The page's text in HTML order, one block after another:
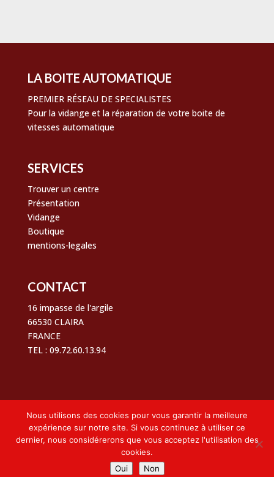
LA BOITE AUTOMATIQUE
PREMIER RÉSEAU DE SPECIALISTES
Pour la vidange et la réparation de votre boite de
vitesses automatique
SERVICES
Trouver un centre
Présentation
Vidange
Boutique
mentions-legales
CONTACT
16 impasse de l'argile
66530 CLAIRA
FRANCE
TEL : 09.72.60.13.94
© La Boite Automatique Tous droits réservés 2026 |
une créationPerpignan Web
Nous utilisons des cookies pour vous garantir la meilleure
expérience sur notre site. Si vous continuez à utiliser ce
dernier, nous considérerons que vous acceptez l'utilisation des
cookies.
Oui
Non